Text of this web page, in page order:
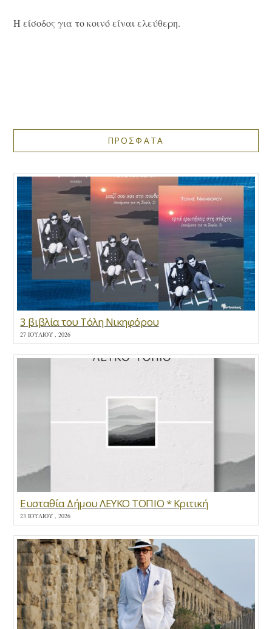
Η είσοδος για το κοινό είναι ελεύθερη.
ΠΡΟΣΦΑΤΑ
3 βιβλία του Τόλη Νικηφόρου
27 ΙΟΥΛΊΟΥ , 2026
Ευσταθία Δήμου ΛΕΥΚΟ ΤΟΠΙΟ * Κριτική
23 ΙΟΥΛΊΟΥ , 2026